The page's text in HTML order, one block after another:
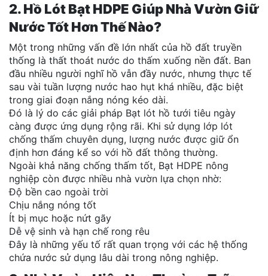
2. Hồ Lót Bạt HDPE Giúp Nhà Vườn Giữ
Nước Tốt Hơn Thế Nào?
Một trong những vấn đề lớn nhất của hồ đất truyền
thống là thất thoát nước do thấm xuống nền đất. Ban
đầu nhiều người nghĩ hồ vẫn đầy nước, nhưng thực tế
sau vài tuần lượng nước hao hụt khá nhiều, đặc biệt
trong giai đoạn nắng nóng kéo dài.
Đó là lý do các giải pháp Bạt lót hồ tưới tiêu ngày
càng được ứng dụng rộng rãi. Khi sử dụng lớp lót
chống thấm chuyên dụng, lượng nước được giữ ổn
định hơn đáng kể so với hồ đất thông thường.
Ngoài khả năng chống thấm tốt, Bạt HDPE nông
nghiệp còn được nhiều nhà vườn lựa chọn nhờ:
Độ bền cao ngoài trời
Chịu nắng nóng tốt
Ít bị mục hoặc nứt gãy
Dễ vệ sinh và hạn chế rong rêu
Đây là những yếu tố rất quan trọng với các hệ thống
chứa nước sử dụng lâu dài trong nông nghiệp.